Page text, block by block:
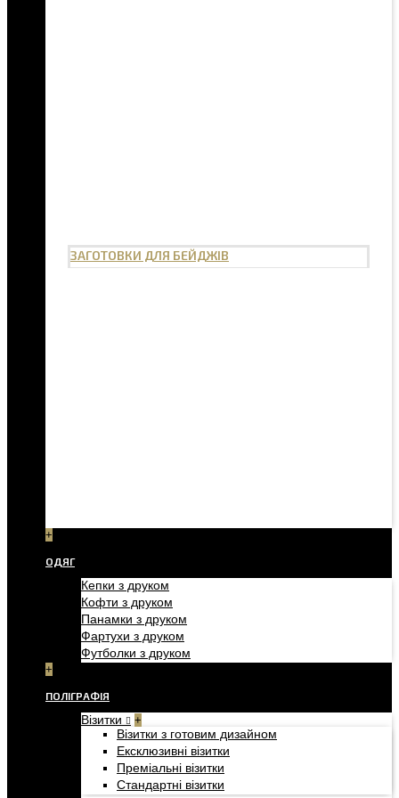
ЗАГОТОВКИ ДЛЯ БЕЙДЖІВ
+
ОДЯГ
Кепки з друком
Кофти з друком
Панамки з друком
Фартухи з друком
Футболки з друком
+
ПОЛІГРАФІЯ
Візитки +
Візитки з готовим дизайном
Ексклюзивні візитки
Преміальні візитки
Стандартні візитки